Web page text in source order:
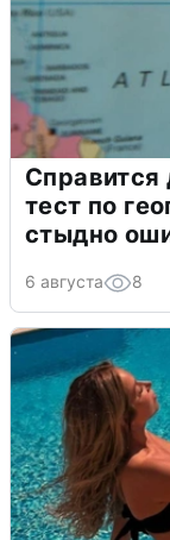
тест по
стыдно
6 августа 8